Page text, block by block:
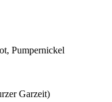
Pumpernickel
Garzeit)